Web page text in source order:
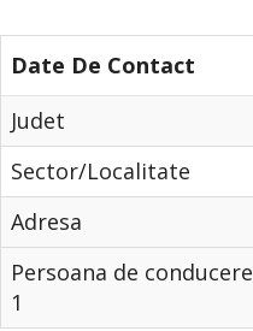
Date De Contact
Judet
Sector/Localitate
Adresa
Persoana de conducere
1